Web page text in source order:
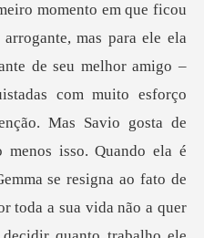
momento em que ficou
mas para ele ela
de seu melhor amigo –
com muito esforço